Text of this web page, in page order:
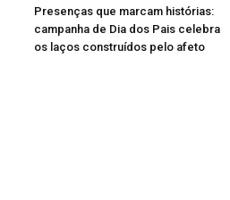
Presenças que marcam histórias:
campanha de Dia dos Pais celebra
os laços construídos pelo afeto